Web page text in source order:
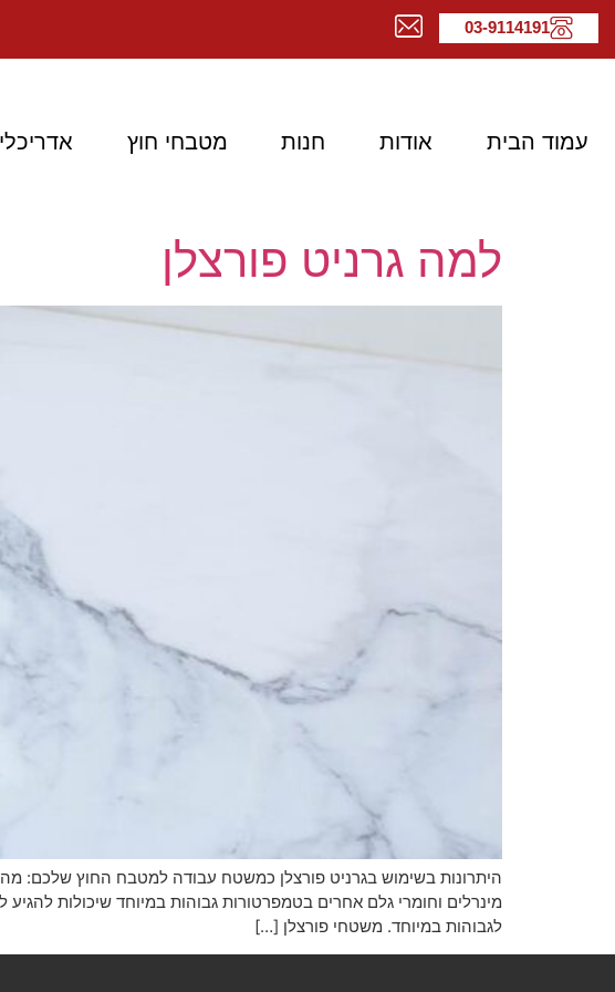
03-9114191
עמוד הבית אודות חנות מטבחי חוץ
למה גרניט פורצלן
היתרונות בשימוש בגרניט פורצלן כמשטח עבודה למטבח החוץ שלכם:
לגבוהות במיוחד. משטחי פורצלן […]